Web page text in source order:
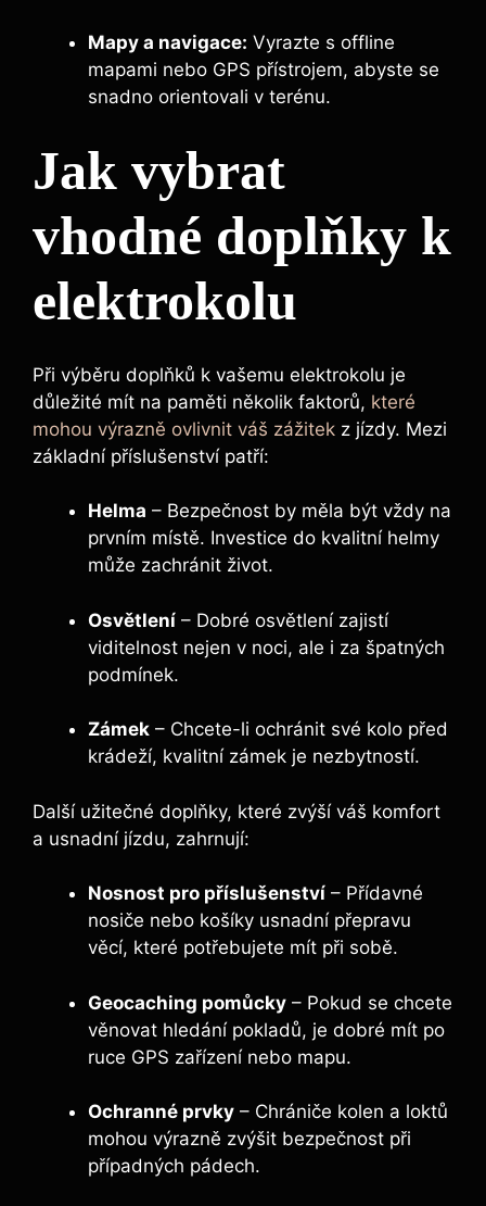
Mapy a navigace: Vyrazte s offline
mapami nebo GPS přístrojem, abyste se
snadno orientovali v terénu.
Jak vybrat
vhodné doplňky k
elektrokolu
Při výběru doplňků k vašemu elektrokolu je
důležité mít na paměti několik faktorů, které
mohou výrazně ovlivnit váš zážitek z jízdy. Mezi
základní příslušenství patří:
Helma – Bezpečnost by měla být vždy na
prvním místě. Investice do kvalitní helmy
může zachránit život.
Osvětlení – Dobré osvětlení zajistí
viditelnost nejen v noci, ale i za špatných
podmínek.
Zámek – Chcete-li ochránit své kolo před
krádeží, kvalitní zámek je nezbytností.
Další užitečné doplňky, které zvýší váš komfort
a usnadní jízdu, zahrnují:
Nosnost pro příslušenství – Přídavné
nosiče nebo košíky usnadní přepravu
věcí, které potřebujete mít při sobě.
Geocaching pomůcky – Pokud se chcete
věnovat hledání pokladů, je dobré mít po
ruce GPS zařízení nebo mapu.
Ochranné prvky – Chrániče kolen a loktů
mohou výrazně zvýšit bezpečnost při
případných pádech.